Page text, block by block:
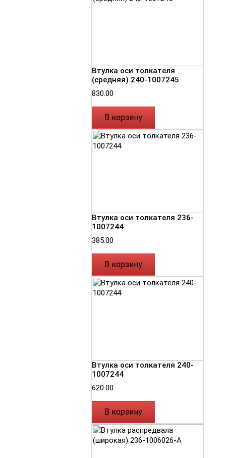
Втулка оси толкателя
(средняя) 240-1007245
830.00
В корзину
Втулка оси толкателя 236-
1007244
385.00
В корзину
Втулка оси толкателя 240-
1007244
620.00
В корзину